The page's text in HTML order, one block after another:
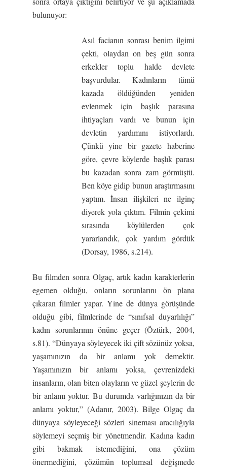
bulunuyor:
Asıl facianın sonrası benim ilgimi
çekti, olaydan on beş gün sonra
erkekler toplu halde devlete
başvurdular. Kadınların tümü
kazada öldüğünden yeniden
evlenmek için başlık parasına
ihtiyaçları vardı ve bunun için
devletin yardımını istiyorlardı.
Çünkü yine bir gazete haberine
göre, çevre köylerde başlık parası
bu kazadan sonra zam görmüştü.
Ben köye gidip bunun araştırmasını
yaptım. İnsan ilişkileri ne ilginç
diyerek yola çıktım. Filmin çekimi
sırasında köylülerden çok
yararlandık, çok yardım gördük
(Dorsay, 1986, s.214).
Bu filmden sonra Olgaç, artık kadın karakterlerin
egemen olduğu, onların sorunlarını ön plana
çıkaran filmler yapar. Yine de dünya görüşünde
olduğu gibi, filmlerinde de “sınıfsal duyarlılığı”
kadın sorunlarının önüne geçer (Öztürk, 2004,
s.81). “Dünyaya söyleyecek iki çift sözünüz yoksa,
yaşamınızın da bir anlamı yok demektir.
Yaşamınızın bir anlamı yoksa, çevrenizdeki
insanların, olan biten olayların ve güzel şeylerin de
bir anlamı yoktur. Bu durumda varlığınızın da bir
anlamı yoktur,” (Adanır, 2003). Bilge Olgaç da
dünyaya söyleyeceği sözleri sineması aracılığıyla
söylemeyi seçmiş bir yönetmendir. Kadına kadın
gibi bakmak istemediğini, ona çözüm
önermediğini, çözümün toplumsal değişmede